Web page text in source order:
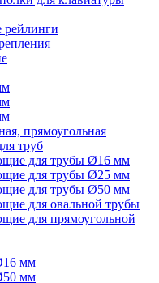
прямоугольная
труб
для трубы Ø16 мм
для трубы Ø25 мм
для трубы Ø50 мм
для овальной трубы
для прямоугольной
мм
мм